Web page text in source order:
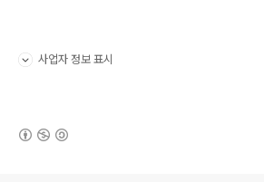
사업자 정보 표시